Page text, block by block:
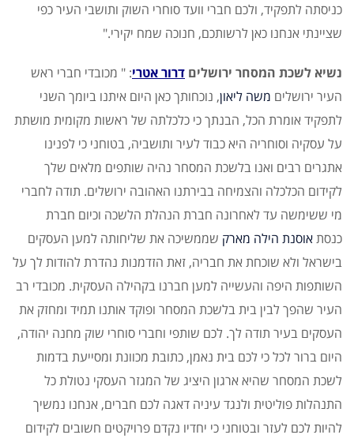
כניסתה לתפקיד, ולכם חברי וועד סוחרי השוק ותושבי העיר כפי
שציינתי אנחנו כאן לרשותכם, חנוכה שמח יקירי."
נשיא לשכת המסחר ירושלים דרור אטרי: " מכובדי חברי ראש
העיר ירושלים משה ליאון, נוכחותך כאן היום איתנו ביומך השני
לתפקיד אומרת הכל, הבנתך כי כלכלתה של ראשות מקומית מושתת
על עסקיה וסוחריה היא כבוד לעיר ותושביה, בטוחני כי לפנינו
אתגרים רבים ואנו בלשכת המסחר נהיה שותפים מלאים שלך
לקידום הכלכלה והצמיחה בבירתנו האהובה ירושלים. תודה לחברי
מי ששימשה עד לאחרונה חברת הנהלת הלשכה וכיום חברת
כנסתאוסנת הילה מארק שממשיכה את שליחותה למען העסקים
בישראל ולא שוכחת את חבריה, זאת הזדמנות נהדרת להודות לך על
השותפות היפה והעשייה למען חברנו בקהילה העסקית. מכובדי רב
העיר שהפך לבין בית בלשכת המסחר ופוקד אותנו תמיד ומחזק את
העסקים בעיר תודה לך. לכם שותפי וחברי סוחרי שוק מחנה יהודה,
היום ברור לכל כי לכם בית נאמן, כתובת מכוונת ומסייעת בדמות
לשכת המסחר שהיא ארגון היציג של המגזר העסקי נטולת כל
התנהלות פוליטית ולנגד עיניה דאגה לכם חברים, אנחנו נמשיך
להיות לכם לעזר ובטוחני כי יחדיו נקדם פרויקטים חשובים לקידום